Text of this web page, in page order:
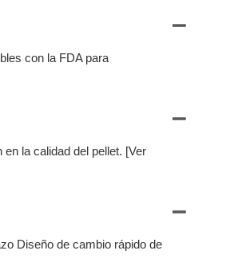
con la FDA para
la calidad del pellet. [Ver
Diseño de cambio rápido de